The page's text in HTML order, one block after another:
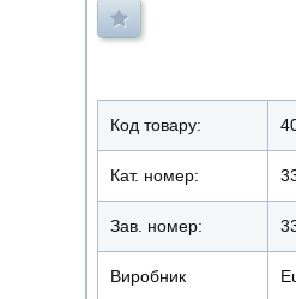
Код товару:
Кат. номер:
Зав. номер:
Виробник